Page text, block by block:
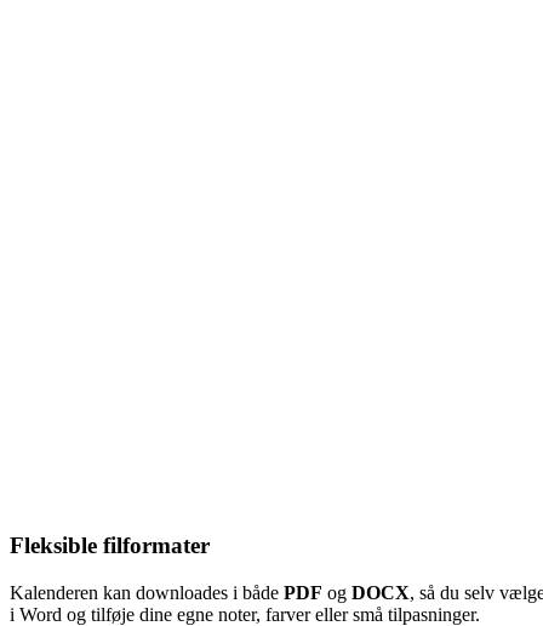
Fleksible filformater
Kalenderen kan downloades i både PDF og DOCX, så du selv
i Word og tilføje dine egne noter, farver eller små tilpasninger.